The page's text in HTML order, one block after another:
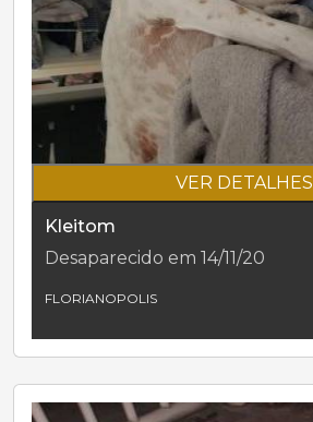
VER DETALHES
Kleitom
Desaparecido em 14/11/20
FLORIANOPOLIS